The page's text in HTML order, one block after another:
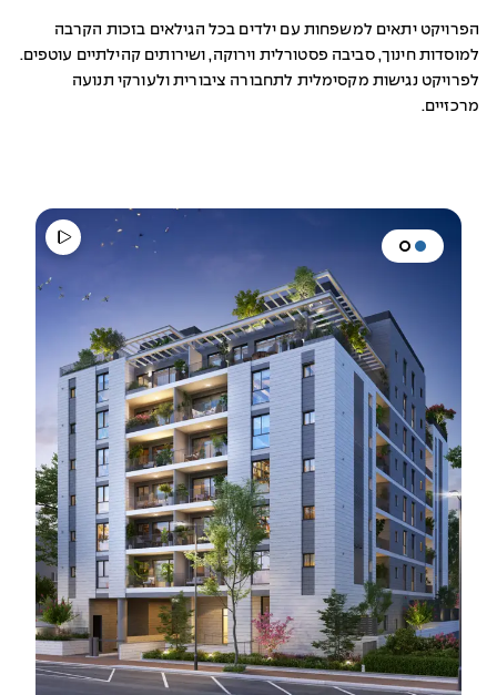
הפרויקט יתאים למשפחות עם ילדים בכל הגילאים בזכות הקרבה
למוסדות חינוך, סביבה פסטורלית וירוקה, ושירותים קהילתיים עוטפים.
לפרויקט נגישות מקסימלית לתחבורה ציבורית ולעורקי תנועה
מרכזיים.